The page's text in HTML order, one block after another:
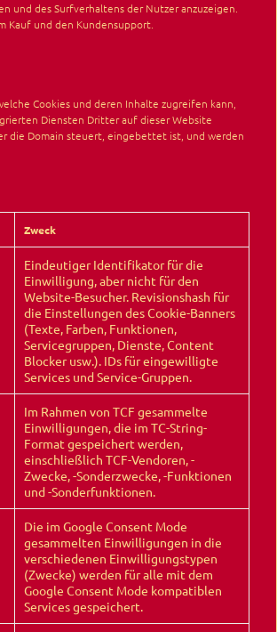
und des Surfverhaltens der Nutzer anzuzeigen.
Kauf und den Kundensupport.
Cookies und deren Inhalte zugreifen kann,
Diensten Dritter auf dieser Website
die Domain steuert, eingebettet ist, und werden
Zweck
Eindeutiger Identifikator für die
Einwilligung, aber nicht für den
Website-Besucher. Revisionshash für
die Einstellungen des Cookie-Banners
(Texte, Farben, Funktionen,
Servicegruppen, Dienste, Content
Blocker usw.). IDs für eingewilligte
Services und Service-Gruppen.
Im Rahmen von TCF gesammelte
Einwilligungen, die im TC-String-
Format gespeichert werden,
einschließlich TCF-Vendoren, -
Zwecke, -Sonderzwecke, -Funktionen
und -Sonderfunktionen.
Die im Google Consent Mode
gesammelten Einwilligungen in die
verschiedenen Einwilligungstypen
(Zwecke) werden für alle mit dem
Google Consent Mode kompatiblen
Services gespeichert.